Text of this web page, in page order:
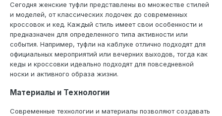
Сегодня женские туфли представлены во множестве стилей
и моделей, от классических лодочек до современных
кроссовок и кед. Каждый стиль имеет свои особенности и
предназначен для определенного типа активности или
события. Например, туфли на каблуке отлично подходят для
официальных мероприятий или вечерних выходов, тогда как
кеды и кроссовки идеально подходят для повседневной
носки и активного образа жизни.
Материалы и Технологии
Современные технологии и материалы позволяют создавать